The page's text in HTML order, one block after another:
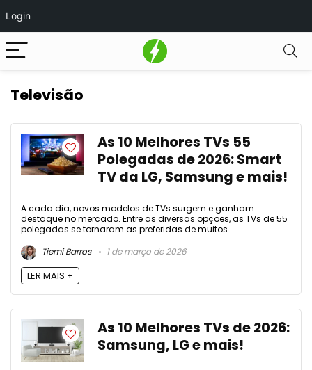
Login
Televisão
As 10 Melhores TVs 55
Polegadas de 2026: Smart
TV da LG, Samsung e mais!
A cada dia, novos modelos de TVs surgem e ganham
destaque no mercado. Entre as diversas opções, as TVs de 55
polegadas se tornaram as preferidas de muitos ...
Tiemi Barros
1 de março de 2026
LER MAIS +
As 10 Melhores TVs de 2026:
Samsung, LG e mais!